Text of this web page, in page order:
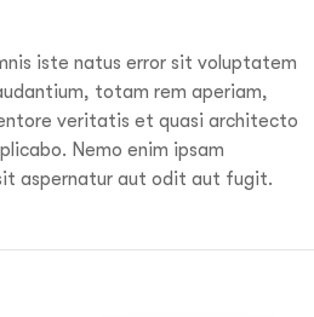
iste natus error sit voluptatem
totam rem aperiam,
veritatis et quasi architecto
Nemo enim ipsam
aspernatur aut odit aut fugit.